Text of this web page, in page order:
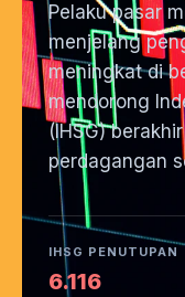
Pelaku pasar
menjelang
meningkat di
mendorong
(IHSG)
perdagangan
IHSG PENUTUPAN
6.116